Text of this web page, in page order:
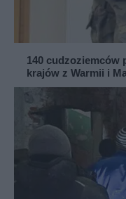
140 cudzoziemców
krajów z Warmii i